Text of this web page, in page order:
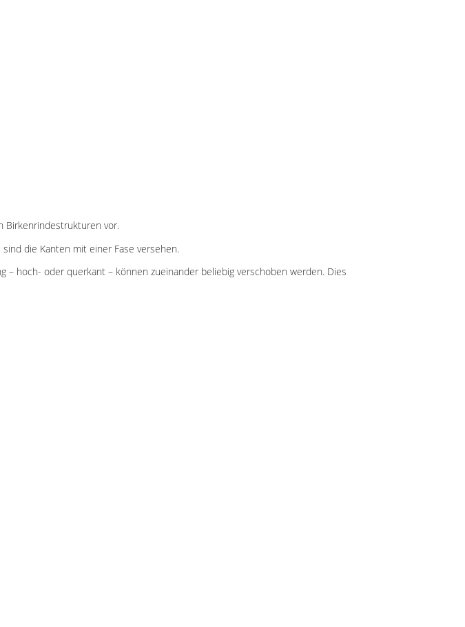
Birkenrindestrukturen vor.
die Kanten mit einer Fase versehen.
– hoch- oder querkant – können zueinander beliebig verschoben werden. Dies